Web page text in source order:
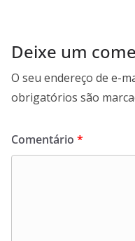
Deixe um
O seu endereço de e-
obrigatórios são
Comentário *